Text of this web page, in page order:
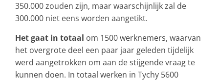
350.000 zouden zijn, maar waarschijnlijk zal de
300.000 niet eens worden aangetikt.
Het gaat in totaal om 1500 werknemers, waarvan
het overgrote deel een paar jaar geleden tijdelijk
werd aangetrokken om aan de stijgende vraag te
kunnen doen. In totaal werken in Tychy 5600